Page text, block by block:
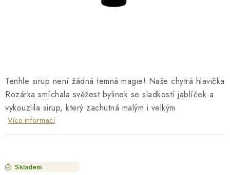
Tenhle sirup není žádná temná magie! Naše chytrá hlavička
Rozárka smíchala svěžest bylinek se sladkostí jablíček a
vykouzlila sirup, který zachutná malým i velkým
Více informací
Skladem